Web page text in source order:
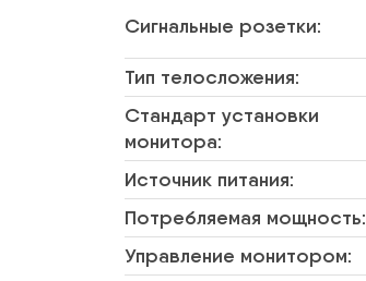
Сигнальные розетки:
Тип телосложения:
Стандарт установки
монитора:
Источник питания:
Потребляемая мощность:
Управление монитором: